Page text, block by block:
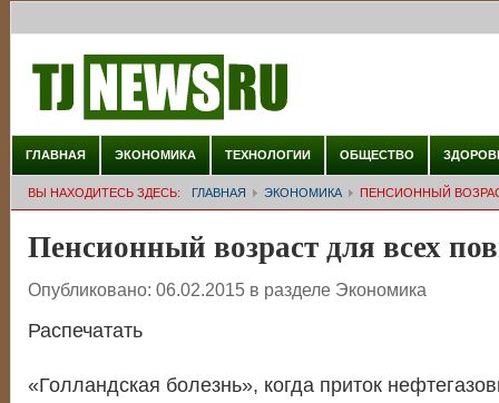
ГЛАВНАЯ ЭКОНОМИКА ТЕХНОЛОГИИ ОБЩЕСТВО
ВЫ НАХОДИТЕСЬ ЗДЕСЬ: ГЛАВНАЯ ЭКОНОМИКА ПЕНСИОННЫЙ
Пенсионный возраст для всех
Опубликовано: 06.02.2015 в разделе Экономика
Распечатать
«Голландская болезнь», когда приток